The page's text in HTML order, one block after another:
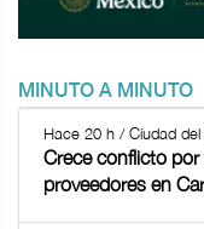
MINUTO A MINUTO
Hace 20 h / Ciudad
Crece conflicto
proveedores en